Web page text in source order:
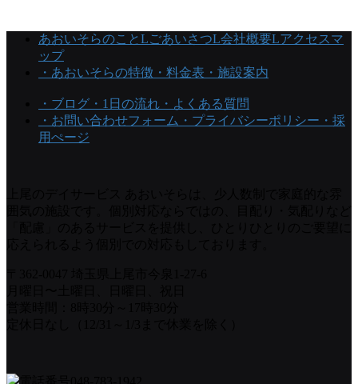
あおいそらのことLごあいさつL会社概要Lアクセスマ
ップ
・あおいそらの特徴 ・料金表 ・施設案内
・ブログ ・1日の流れ ・よくある質問
・お問い合わせフォーム ・プライバシーポリシー ・採
用ぺージ